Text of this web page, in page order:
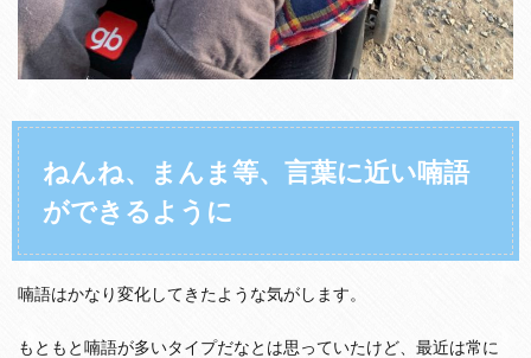
ねんね、まんま等、言葉に近い喃語
ができるように
喃語はかなり変化してきたような気がします。
もともと喃語が多いタイプだなとは思っていたけど、最近は常に